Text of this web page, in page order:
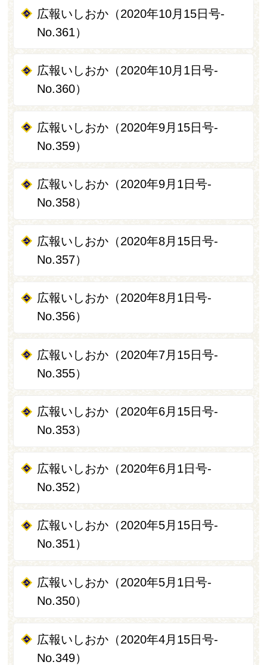
広報いしおか（2020年10月15日号-
No.361）
広報いしおか（2020年10月1日号-
No.360）
広報いしおか（2020年9月15日号-
No.359）
広報いしおか（2020年9月1日号-
No.358）
広報いしおか（2020年8月15日号-
No.357）
広報いしおか（2020年8月1日号-
No.356）
広報いしおか（2020年7月15日号-
No.355）
広報いしおか（2020年6月15日号-
No.353）
広報いしおか（2020年6月1日号-
No.352）
広報いしおか（2020年5月15日号-
No.351）
広報いしおか（2020年5月1日号-
No.350）
広報いしおか（2020年4月15日号-
No.349）